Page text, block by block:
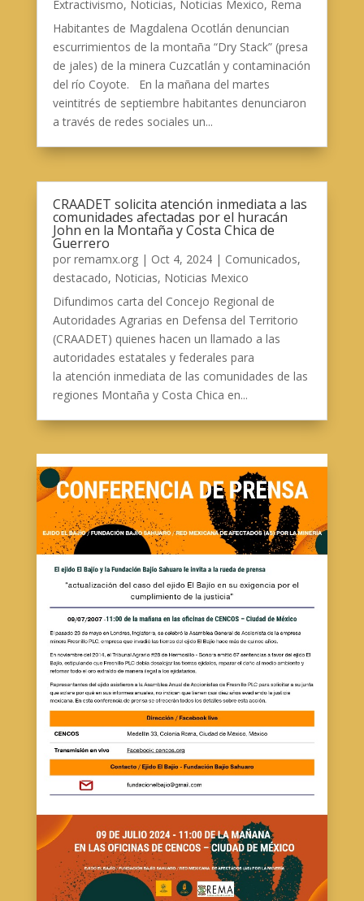
Extractivismo, Noticias, Noticias Mexico, Rema
Habitantes de Magdalena Ocotlán denuncian
escurrimientos de la montaña “Dry Stack” (presa
de jales) de la minera Cuzcatlán y contaminación
del río Coyote. En la mañana del martes
veintitrés de septiembre habitantes denunciaron
a través de redes sociales un...
CRAADET solicita atención inmediata a las
comunidades afectadas por el huracán
John en la Montaña y Costa Chica de
Guerrero
por remamx.org| Oct 4, 2024| Comunicados,
destacado, Noticias, Noticias Mexico
Difundimos carta del Concejo Regional de
Autoridades Agrarias en Defensa del Territorio
(CRAADET) quienes hacen un llamado a las
autoridades estatales y federales para
la atención inmediata de las comunidades de las
regiones Montaña y Costa Chica en...